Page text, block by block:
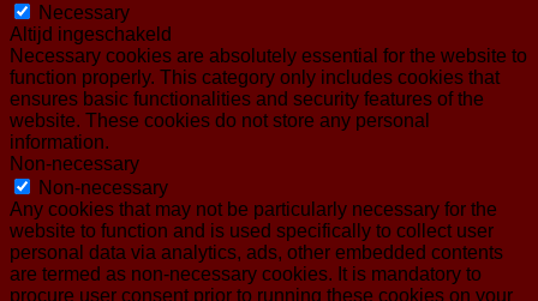
Necessary
Altijd ingeschakeld
Necessary cookies are absolutely essential for the website to
function properly. This category only includes cookies that
ensures basic functionalities and security features of the
website. These cookies do not store any personal
information.
Non-necessary
Non-necessary
Any cookies that may not be particularly necessary for the
website to function and is used specifically to collect user
personal data via analytics, ads, other embedded contents
are termed as non-necessary cookies. It is mandatory to
procure user consent prior to running these cookies on your